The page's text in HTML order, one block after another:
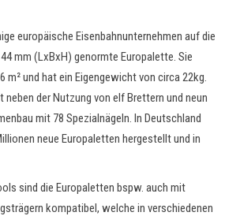
europäische Eisenbahnunternehmen auf die
mm (LxBxH) genormte Europalette. Sie
m² und hat ein Eigengewicht von circa 22kg.
neben der Nutzung von elf Brettern und neun
mit 78 Spezialnägeln. In Deutschland
neue Europaletten hergestellt und in
sind die Europaletten bspw. auch mit
kompatibel, welche in verschiedenen